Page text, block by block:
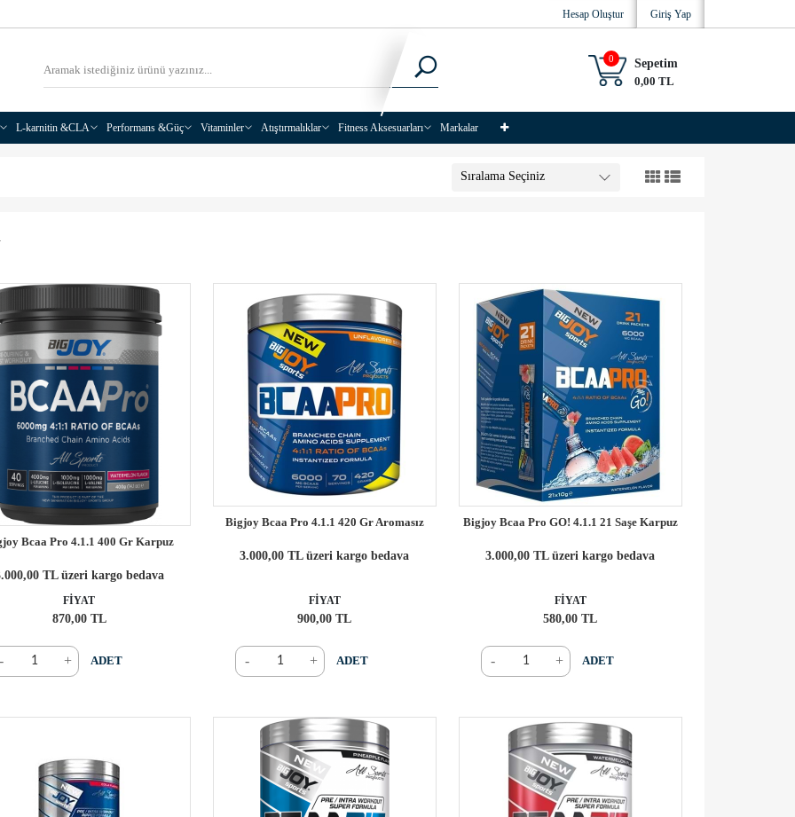
Giriş Yap
Hesap Oluştur
0
Sepetim
0,00 TL
L-karnitin &CLA Performans &Güç Vitaminler Atıştırmalıklar Fitness Aksesuarları Markalar
Bcaa Pro 4.1.1 400 Gr Karpuz
TL üzeri kargo bedava
FİYAT
870,00 TL
- + ADET
Bigjoy Bcaa Pro 4.1.1 420 Gr Aromasız
3.000,00 TL üzeri kargo bedava
FİYAT
900,00 TL
- + ADET
Bigjoy Bcaa Pro GO! 4.1.1 21 Saşe Karpuz
3.000,00 TL üzeri kargo bedava
FİYAT
580,00 TL
- + ADET